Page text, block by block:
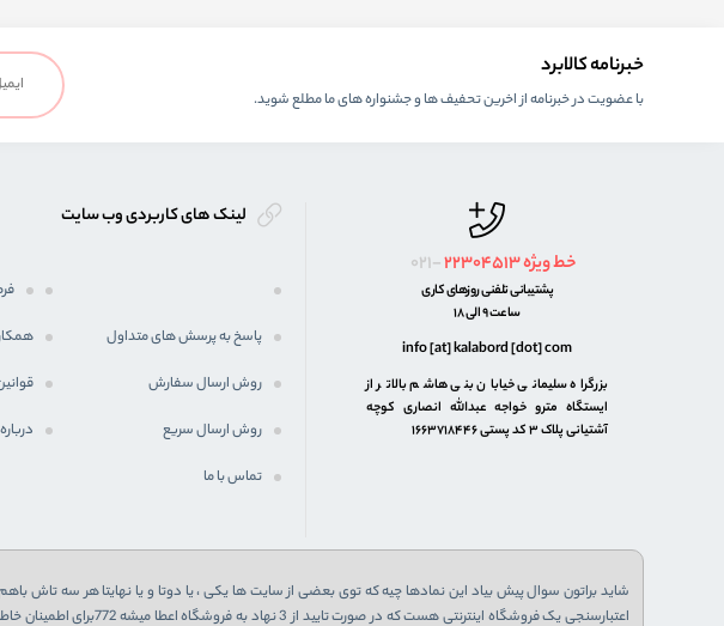
خبرنامه کالابرد
با عضویت در خبرنامه از اخرین تحفیف ها و جشنواره های ما مطلع شوید.
021- خط ویژه22304513
پشتیبانی تلفنی روزهای کاری
ساعت 9 الی 18
info [at] kalabord [dot] com
بزرگراه سلیمانی خیابان بنی هاشم بالاتر از
ایستگاه مترو خواجه عبدالله انصاری کوچه
آشتیانی پلاک ۳ کد پستی ۱۶۶۳۷۱۸۴۴۶
لینک های کاربردی وب سایت
پاسخ به پرسش های متداول
روش ارسال سفارش
روش ارسال سریع
تماس با ما
شاید براتون سوال پیش بیاد این نمادها چیه که توی بعضی از سایت ها یکی ، یا دوتا و یا نهایتا هر سه تاش
اعتبارسنجی یک فروشگاه اینترنتی هست که